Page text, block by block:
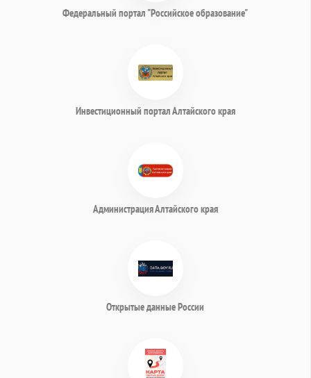
Федеральный портал "Российское образование"
Инвестиционный портал Алтайского края
Администрация Алтайского края
Открытые данные России